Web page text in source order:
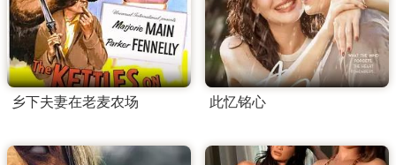
乡下夫妻在老麦农场 此忆铭心